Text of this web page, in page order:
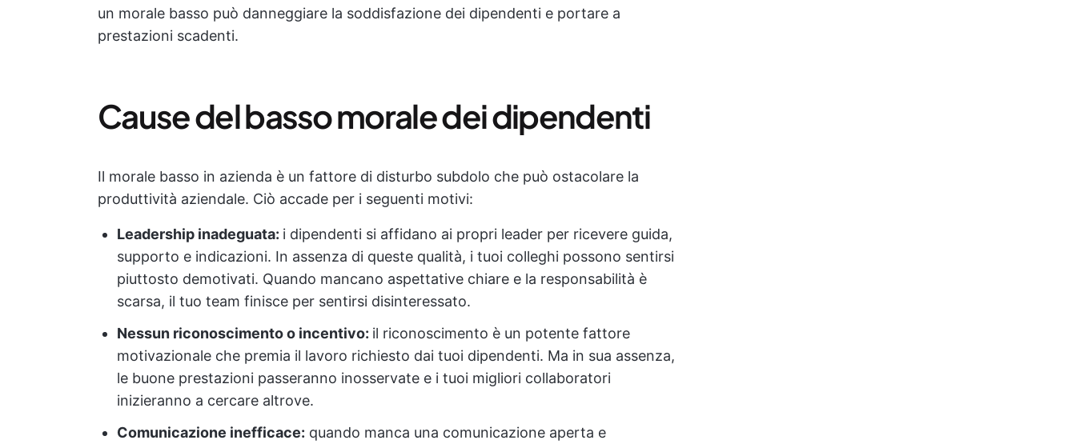
un morale basso può danneggiare la soddisfazione dei dipendenti e portare a
prestazioni scadenti.
Cause del basso morale dei dipendenti
Il morale basso in azienda è un fattore di disturbo subdolo che può ostacolare la
produttività aziendale. Ciò accade per i seguenti motivi:
Leadership inadeguata: i dipendenti si affidano ai propri leader per ricevere guida,
supporto e indicazioni. In assenza di queste qualità, i tuoi colleghi possono sentirsi
piuttosto demotivati. Quando mancano aspettative chiare e la responsabilità è
scarsa, il tuo team finisce per sentirsi disinteressato.
Nessun riconoscimento o incentivo: il riconoscimento è un potente fattore
motivazionale che premia il lavoro richiesto dai tuoi dipendenti. Ma in sua assenza,
le buone prestazioni passeranno inosservate e i tuoi migliori collaboratori
inizieranno a cercare altrove.
Comunicazione inefficace: quando manca una comunicazione aperta e